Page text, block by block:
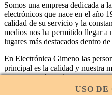
Somos una empresa dedicada a
electrónicos que nace en el año
calidad de su servicio y la
medios nos ha permitido llegar a
lugares más destacados dentro
En Electrónica Gimeno las
principal es la calidad y nuestra
empresa sea la mejor.
USO DE